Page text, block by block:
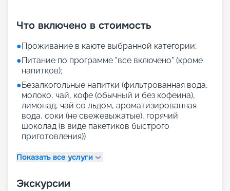
Что включено в стоимость
●Проживание в каюте выбранной категории;
●Питание по программе "все включено" (кроме
напитков);
●Безалкогольные напитки (фильтрованная вода,
молоко, чай, кофе (обычный и без кофеина),
лимонад, чай со льдом, ароматизированная
вода, соки (не свежевыжатые), горячий
шоколад (в виде пакетиков быстрого
приготовления))
Показать все услуги
Экскурсии